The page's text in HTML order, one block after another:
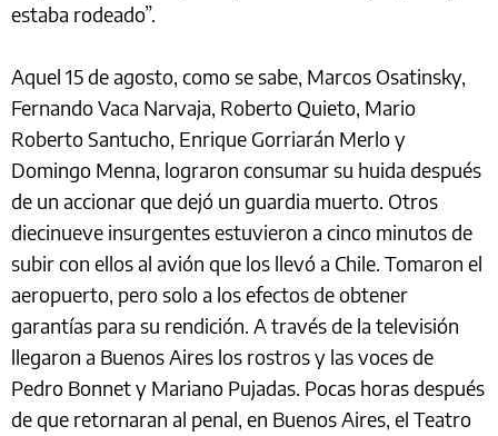
estaba rodeado”.
Aquel 15 de agosto, como se sabe, Marcos Osatinsky,
Fernando Vaca Narvaja, Roberto Quieto, Mario
Roberto Santucho, Enrique Gorriarán Merlo y
Domingo Menna, lograron consumar su huida después
de un accionar que dejó un guardia muerto. Otros
diecinueve insurgentes estuvieron a cinco minutos de
subir con ellos al avión que los llevó a Chile. Tomaron el
aeropuerto, pero solo a los efectos de obtener
garantías para su rendición. A través de la televisión
llegaron a Buenos Aires los rostros y las voces de
Pedro Bonnet y Mariano Pujadas. Pocas horas después
de que retornaran al penal, en Buenos Aires, el Teatro